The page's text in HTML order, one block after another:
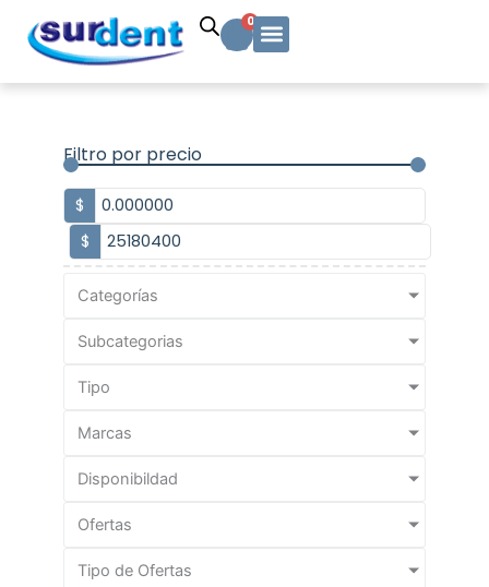
contenido
0
Carrito
Filtro por precio
$
$
Categorías
Subcategorias
Tipo
Marcas
Disponibildad
Ofertas
Tipo de Ofertas